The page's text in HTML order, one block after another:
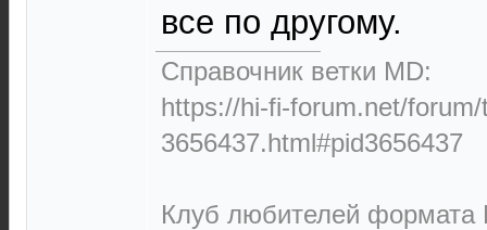
все по другому.
Справочник ветки MD:
https://hi-fi-forum.net/
3656437.html#pid3656437
Клуб любителей формата